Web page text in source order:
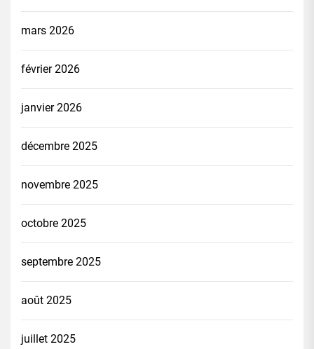
mars 2026
février 2026
janvier 2026
décembre 2025
novembre 2025
octobre 2025
septembre 2025
août 2025
juillet 2025